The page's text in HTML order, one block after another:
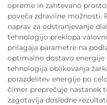
opreme in zahtevano
poveča zdravilne možnosti.
naprav za odstranjevanje
tehnologijo preklopa
prilagaja parametre na
optimalno dostavo energije
tehnologija oblikovanja
porazdelitev energije po
čimer preprečuje nastanek
zagotavlja dosledne